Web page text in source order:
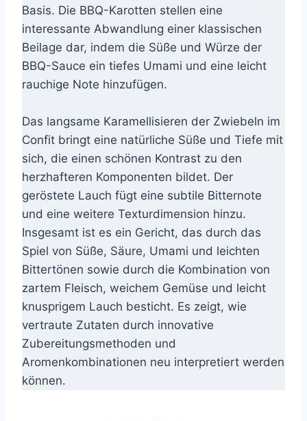
Basis. Die BBQ-Karotten stellen eine
interessante Abwandlung einer klassischen
Beilage dar, indem die Süße und Würze der
BBQ-Sauce ein tiefes Umami und eine leicht
rauchige Note hinzufügen.
Das langsame Karamellisieren der Zwiebeln im
Confit bringt eine natürliche Süße und Tiefe mit
sich, die einen schönen Kontrast zu den
herzhafteren Komponenten bildet. Der
geröstete Lauch fügt eine subtile Bitternote
und eine weitere Texturdimension hinzu.
Insgesamt ist es ein Gericht, das durch das
Spiel von Süße, Säure, Umami und leichten
Bittertönen sowie durch die Kombination von
zartem Fleisch, weichem Gemüse und leicht
knusprigem Lauch besticht. Es zeigt, wie
vertraute Zutaten durch innovative
Zubereitungsmethoden und
Aromenkombinationen neu interpretiert werden
können.